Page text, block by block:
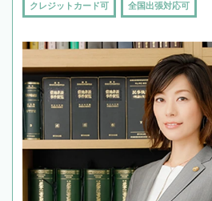
クレジットカード可 全国出張対応可